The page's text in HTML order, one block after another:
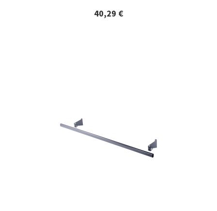
40,29 €
Lisätiedot ja tilaaminen